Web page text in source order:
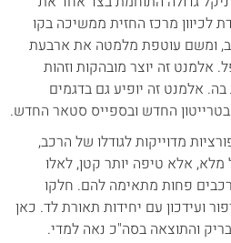
לכיוון מרכז החזית ממשיכה בקו
ומשם עוטפת מלמטה את ארבעת
אלמנט זה יוצר מובהקות וזהות
אלמנט זה יופיע גם בדגמים
החדש ובספייס סטאר החדש.
מדוייקות לגודלו של הרכב,
מלא, אלא טיפה יותר קטן, לאלו
פחות מתאימה להם. חלקו
ועידכון עם יחידות תאורת לד. כאן
והתוצאה בסה"כ נאה למדי.